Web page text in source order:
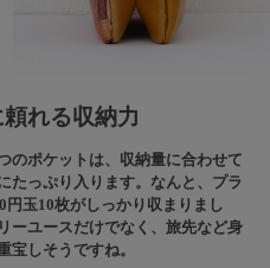
れる収納力
のポケットは、収納量に合わせて
たっぷり入ります。なんと、プラ
円玉10枚がしっかり収まりまし
ーユースだけでなく、旅先など身
宝しそうですね。